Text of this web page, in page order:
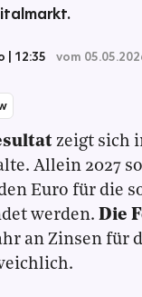
12:35 vom
zeigt sich
Allein 2027
Euro für die
werden. Die
an Zinsen für